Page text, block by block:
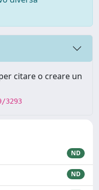
citare o creare un
3293
ND
ND